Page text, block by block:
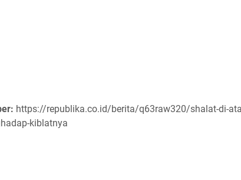
https://republika.co.id/berita/q63raw320/shalat-di-
kiblatnya